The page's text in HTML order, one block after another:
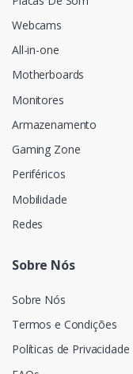
Webcams
All-in-one
Motherboards
Monitores
Armazenamento
Gaming Zone
Periféricos
Mobilidade
Redes
Sobre Nós
Sobre Nós
Termos e Condições
Políticas de Privacidade